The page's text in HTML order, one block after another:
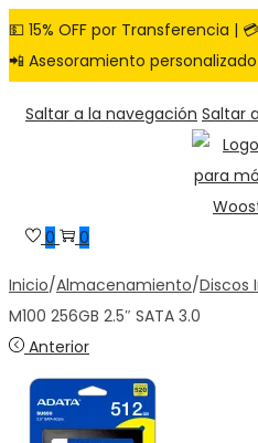
💵 15% OFF por Transferencia |
📲 Asesoramiento
Saltar a la navegación Saltar
0 0
Inicio/Almacenamiento/Discos
M100 256GB 2.5″ SATA 3.0
Anterior